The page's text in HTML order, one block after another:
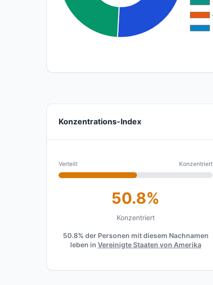
Konzentrations-Index
Verteilt Konzentriert
50.8%
Konzentriert
50.8% der Personen mit diesem Nachnamen
leben in Vereinigte Staaten von Amerika